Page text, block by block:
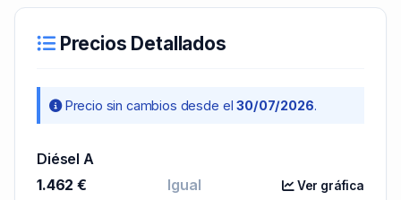
Precios Detallados
Precio sin cambios desde el30/07/2026.
Diésel A
1.462 €
Igual Ver gráfica